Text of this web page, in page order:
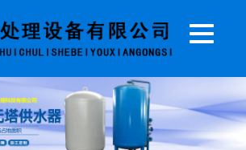
20T无塔供水器
...
5T无塔供水设备